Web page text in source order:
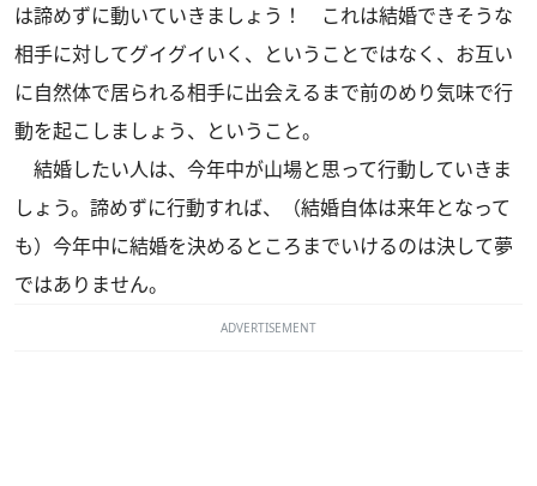
は諦めずに動いていきましょう！ これは結婚できそうな
相手に対してグイグイいく、ということではなく、お互い
に自然体で居られる相手に出会えるまで前のめり気味で行
動を起こしましょう、ということ。
結婚したい人は、今年中が山場と思って行動していきま
しょう。諦めずに行動すれば、（結婚自体は来年となって
も）今年中に結婚を決めるところまでいけるのは決して夢
ではありません。
ADVERTISEMENT